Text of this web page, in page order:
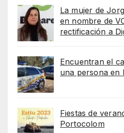
La mujer de
en nombre de
rectificación a
Encuentran el
una persona en
Fiestas de
Portocolom